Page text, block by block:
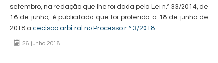
setembro, na redação que lhe foi dada pela Lei n.º 33/2014, de
16 de junho, é publicitado que foi proferida a 18 de junho de
2018 a decisão arbitral no Processo n.º 3/2018.
26 junho 2018